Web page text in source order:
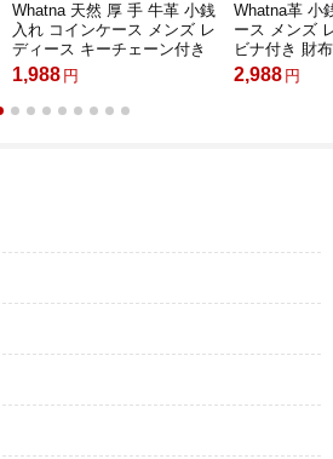
Whatna 天然 厚 手 牛革 小銭
入れ コインケース メンズ レ
ディース キーチェーン付き
キーホルダー・チェーン H-
11-22-01-01
1,988 円
Whatna革 小
ース メンズ
ビナ付き 財布
2,988 円